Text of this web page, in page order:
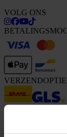
VOLG ONS